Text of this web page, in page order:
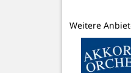
Weitere